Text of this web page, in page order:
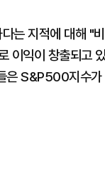
는 지적에 대해 "
이익이 창출되고
은 S&P500지수